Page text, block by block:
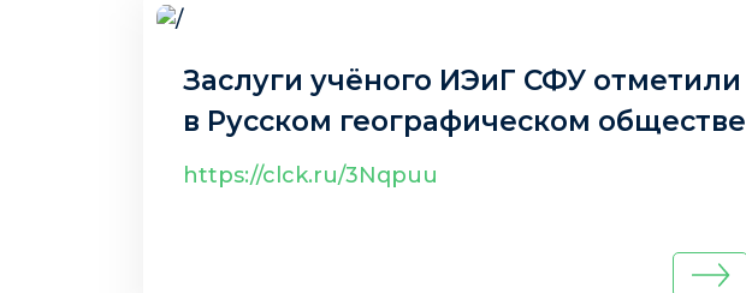
Заслуги учёного ИЭиГ СФУ отметили
в Русском географическом обществе
https://clck.ru/3Nqpuu